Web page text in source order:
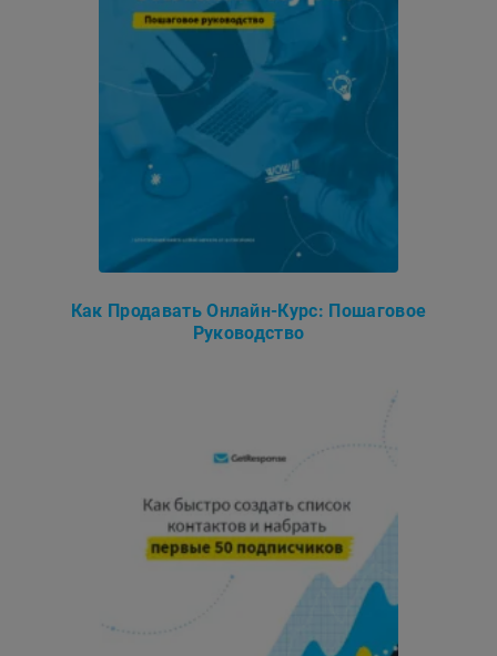
Как Продавать Онлайн-Курс: Пошаговое
Руководство